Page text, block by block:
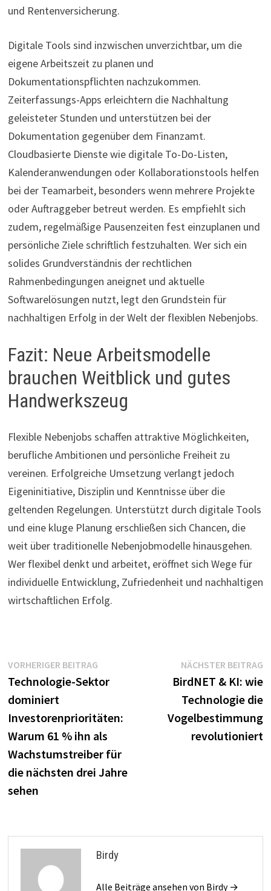
und Rentenversicherung.
Digitale Tools sind inzwischen unverzichtbar, um die
eigene Arbeitszeit zu planen und
Dokumentationspflichten nachzukommen.
Zeiterfassungs-Apps erleichtern die Nachhaltung
geleisteter Stunden und unterstützen bei der
Dokumentation gegenüber dem Finanzamt.
Cloudbasierte Dienste wie digitale To-Do-Listen,
Kalenderanwendungen oder Kollaborationstools helfen
bei der Teamarbeit, besonders wenn mehrere Projekte
oder Auftraggeber betreut werden. Es empfiehlt sich
zudem, regelmäßige Pausenzeiten fest einzuplanen und
persönliche Ziele schriftlich festzuhalten. Wer sich ein
solides Grundverständnis der rechtlichen
Rahmenbedingungen aneignet und aktuelle
Softwarelösungen nutzt, legt den Grundstein für
nachhaltigen Erfolg in der Welt der flexiblen Nebenjobs.
Fazit: Neue Arbeitsmodelle
brauchen Weitblick und gutes
Handwerkszeug
Flexible Nebenjobs schaffen attraktive Möglichkeiten,
berufliche Ambitionen und persönliche Freiheit zu
vereinen. Erfolgreiche Umsetzung verlangt jedoch
Eigeninitiative, Disziplin und Kenntnisse über die
geltenden Regelungen. Unterstützt durch digitale Tools
und eine kluge Planung erschließen sich Chancen, die
weit über traditionelle Nebenjobmodelle hinausgehen.
Wer flexibel denkt und arbeitet, eröffnet sich Wege für
individuelle Entwicklung, Zufriedenheit und nachhaltigen
wirtschaftlichen Erfolg.
Beitragsnavigation
VORHERIGER BEITRAGVorheriger
Beitrag:
Technologie-Sektor
dominiert
Investorenprioritäten:
Warum 61 % ihn als
Wachstumstreiber für
die nächsten drei Jahre
sehen
NÄCHSTER BEITRAG
BirdNET & KI: wie
Technologie die
Vogelbestimmung
revolutioniert
Birdy
Alle Beiträge ansehen von Birdy →